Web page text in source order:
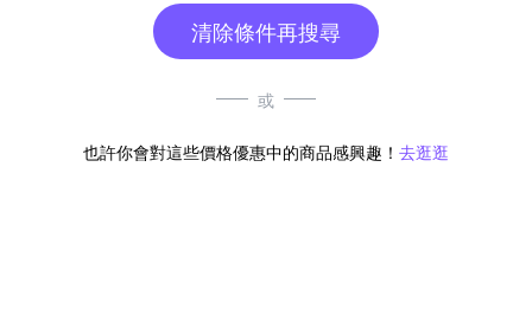
清除條件再搜尋
或
也許你會對這些價格優惠中的商品感興趣！ 去逛逛